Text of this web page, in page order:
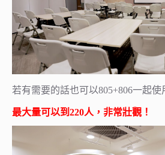
若有需要的話也可以805+806一起使
最大量可以到220人，非常壯觀！